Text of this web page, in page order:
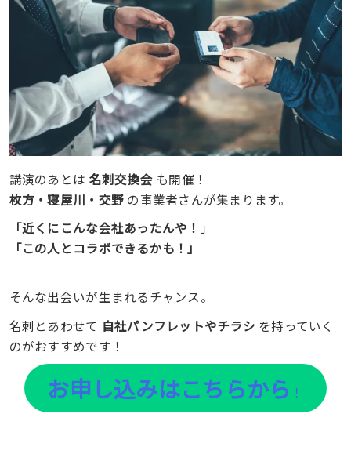
講演のあとは 名刺交換会も開催！
枚方・寝屋川・交野 の事業者さんが集まります。
「近くにこんな会社あったんや！ 」
「この人とコラボできるかも！」
そんな出会いが生まれるチャンス。
名刺とあわせて 自社パンフレットやチラシ を持っていく
のがおすすめです！
お申し込みはこちらから ！